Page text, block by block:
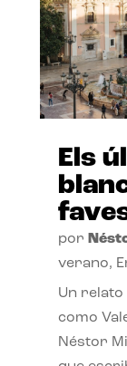
Els
por
verano,
Un relato
como
Néstor